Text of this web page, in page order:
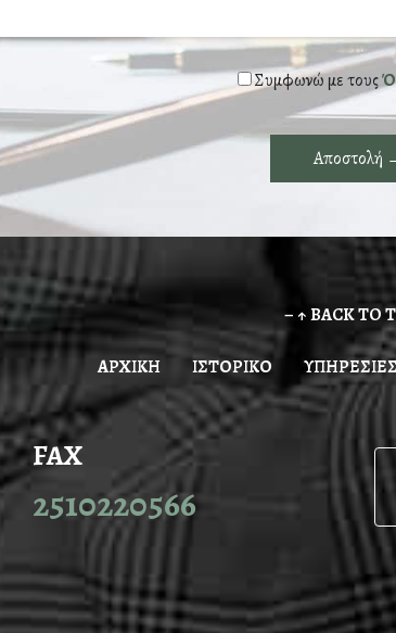
Συμφωνώ με τους
– ↑ BACK TO
ΑΡΧΙΚΗ ΙΣΤΟΡΙΚΟ ΥΠΗΡΕΣΙΕΣ
FAX
2510220566